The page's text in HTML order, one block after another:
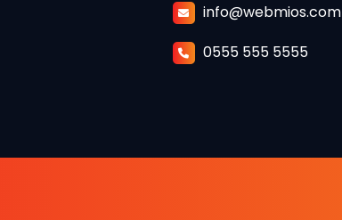
info@webmios.com
0555 555 5555